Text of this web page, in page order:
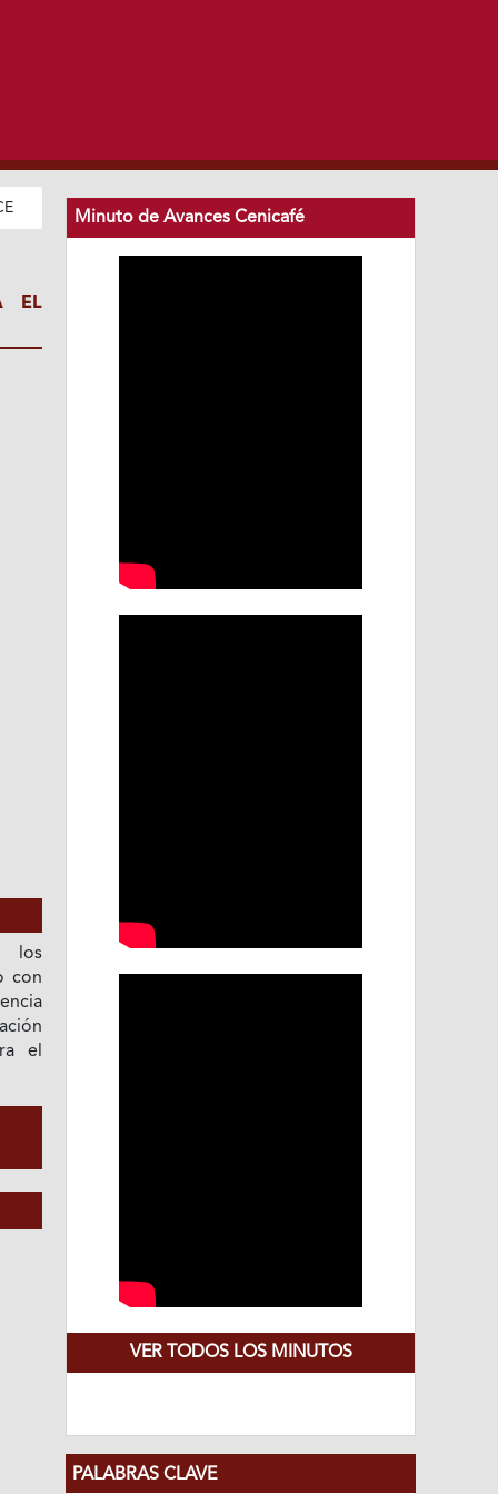
EL
los
con
el
Minuto de Avances Cenicafé
VER TODOS LOS MINUTOS
PALABRAS CLAVE